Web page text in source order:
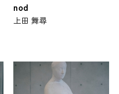
nod
上田 舞尋